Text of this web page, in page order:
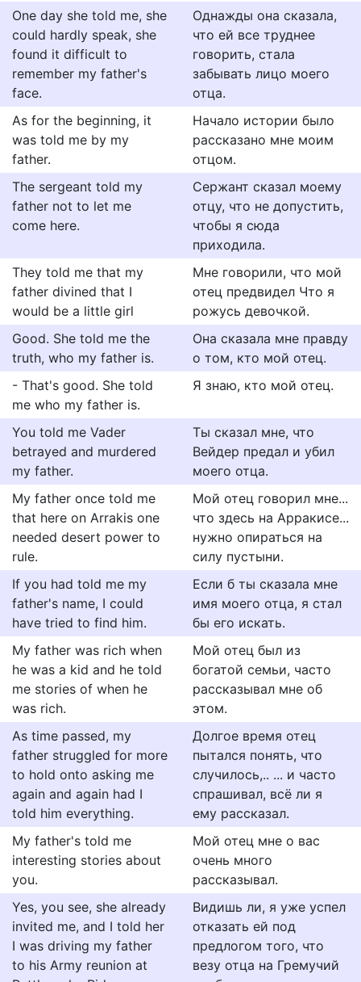
One day she told me, she
could hardly speak, she
found it difficult to
remember my father's
face.
Однажды она сказала,
что ей все труднее
говорить, стала
забывать лицо моего
отца.
As for the beginning, it
was told me by my
father.
Начало истории было
рассказано мне моим
отцом.
The sergeant told my
father not to let me
come here.
Сержант сказал моему
отцу, что не допустить,
чтобы я сюда
приходила.
They told me that my
father divined that I
would be a little girl
Мне говорили, что мой
отец предвидел Что я
рожусь девочкой.
Good. She told me the
truth, who my father is.
Она сказала мне правду
о том, кто мой отец.
- That's good. She told
me who my father is.
Я знаю, кто мой отец.
You told me Vader
betrayed and murdered
my father.
Ты сказал мне, что
Вейдер предал и убил
моего отца.
My father once told me
that here on Arrakis one
needed desert power to
rule.
Мой отец говорил мне...
что здесь на Арракисе...
нужно опираться на
силу пустыни.
If you had told me my
father's name, I could
have tried to find him.
Если б ты сказала мне
имя моего отца, я стал
бы его искать.
My father was rich when
he was a kid and he told
me stories of when he
was rich.
Мой отец был из
богатой семьи, часто
рассказывал мне об
этом.
As time passed, my
father struggled for more
to hold onto asking me
again and again had I
told him everything.
Долгое время отец
пытался понять, что
случилось,.. ... и часто
спрашивал, всё ли я
ему рассказал.
My father's told me
interesting stories about
you.
Мой отец мне о вас
очень много
рассказывал.
Yes, you see, she already
invited me, and I told her
I was driving my father
to his Army reunion at
Видишь ли, я уже успел
отказать ей под
предлогом того, что
везу отца на Гремучий